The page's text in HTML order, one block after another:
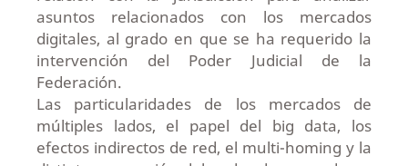
asuntos relacionados con los mercados
digitales, al grado en que se ha requerido la
intervención del Poder Judicial de la
Federación.
Las particularidades de los mercados de
múltiples lados, el papel del big data, los
efectos indirectos de red, el multi-homing y la